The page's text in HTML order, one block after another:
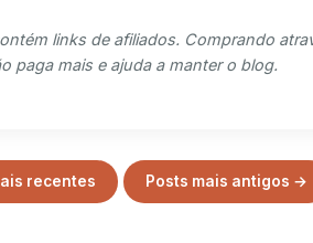
links de afiliados. Comprando
paga mais e ajuda a manter o blog.
recentes Posts mais antigos →